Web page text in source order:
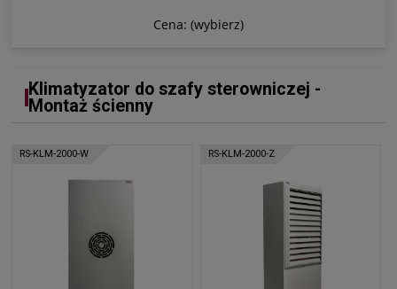
Cena: (wybierz)
Klimatyzator do szafy sterowniczej -
Montaż ścienny
RS-KLM-2000-W RS-KLM-2000-Z